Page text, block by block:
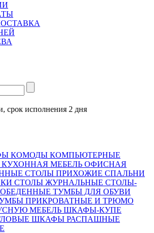
исполнения 2 дня
КОМОДЫ КОМПЬЮТЕРНЫЕ
КУХОННАЯ МЕБЕЛЬ ОФИСНАЯ
СТОЛЫ ПРИХОЖИЕ СПАЛЬНИ
СТОЛЫ ЖУРНАЛЬНЫЕ СТОЛЫ-
ТУМБЫ ДЛЯ ОБУВИ
ПРИКРОВАТНЫЕ И ТРЮМО
МЕБЕЛЬ ШКАФЫ-КУПЕ
ШКАФЫ РАСПАШНЫЕ